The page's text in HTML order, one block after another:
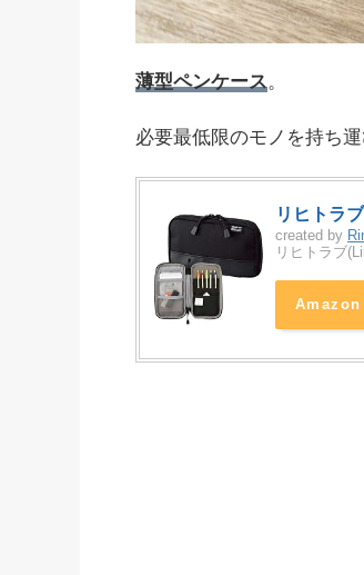
薄型ペンケース。
必要最低限のモノを持ち
リヒトラ
created by
リヒトラブ
Amazon